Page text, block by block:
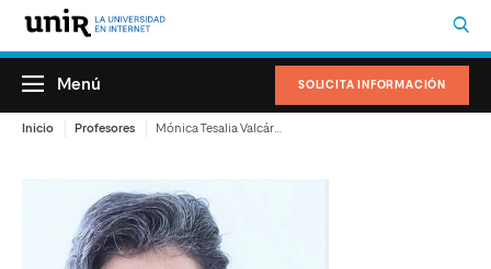
SOLICITA INFORMACIÓN
Menú
Inicio Profesores